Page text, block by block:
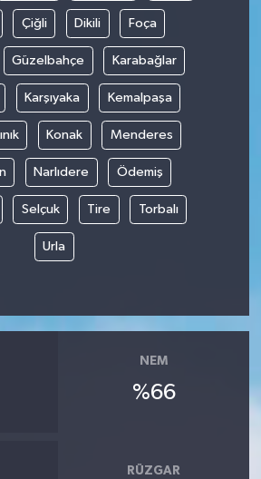
Çiğli Dikili Foça
Güzelbahçe Karabağlar
Karşıyaka Kemalpaşa
Konak Menderes
Narlıdere Ödemiş
Selçuk Tire Torbalı
Urla
NEM
%66
RÜZGAR